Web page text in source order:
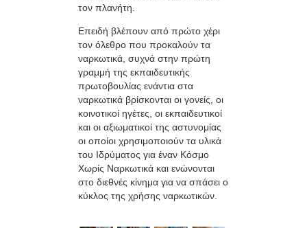
τον πλανήτη.
Επειδή βλέπουν από πρώτο χέρι
τον όλεθρο που προκαλούν τα
ναρκωτικά, συχνά στην πρώτη
γραμμή της εκπαιδευτικής
πρωτοβουλίας ενάντια στα
ναρκωτικά βρίσκονται οι γονείς, οι
κοινοτικοί ηγέτες, οι εκπαιδευτικοί
και οι αξιωματικοί της αστυνομίας
οι οποίοι χρησιμοποιούν τα υλικά
του Ιδρύματος για έναν Κόσμο
Χωρίς Ναρκωτικά και ενώνονται
στο διεθνές κίνημα για να σπάσει ο
κύκλος της χρήσης ναρκωτικών.